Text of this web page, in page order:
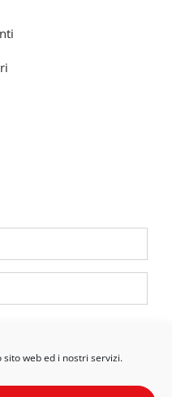
web ed i nostri servizi.